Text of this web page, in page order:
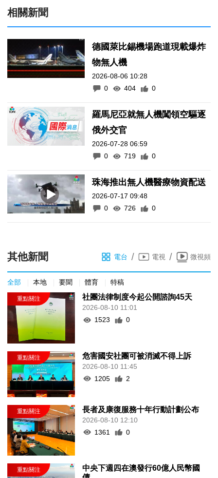
相關新聞
德國萊比錫機場跑道現載爆炸
物無人機
2026-08-06 10:28
0
404 0
羅馬尼亞就無人機闖領空驅逐
俄外交官
2026-07-28 06:59
0
719 0
珠海推出無人機醫療物資配送
2026-07-17 09:48
0
726 0
其他新聞 電台 / 電視 / 微視頻
全部 本地 要聞 體育 特稿
社團法律制度今起公開諮詢45天
2026-08-10 11:01
1523
0
危害國安社團可被消滅不得上訴
2026-08-10 11:45
1205
2
長者及康復服務十年行動計劃公布
2026-08-10 12:10
1361
0
中央下週四在澳發行60億人民幣國